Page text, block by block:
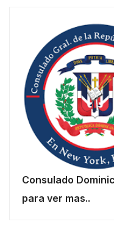
Consulado
para ver mas..